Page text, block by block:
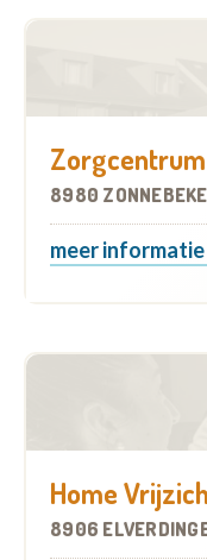
8980 ZONNEBEKE
meer informatie
Home
8906